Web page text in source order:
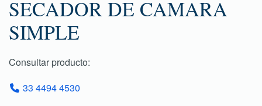
SECADOR DE CAMARA
SIMPLE
Consultar producto:
33 4494 4530